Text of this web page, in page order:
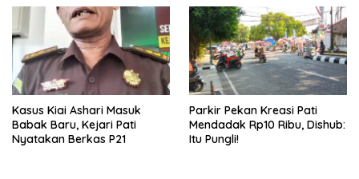
Kasus Kiai Ashari Masuk
Babak Baru, Kejari Pati
Nyatakan Berkas P21
Parkir Pekan Kreasi Pati
Mendadak Rp10 Ribu, Dishub:
Itu Pungli!